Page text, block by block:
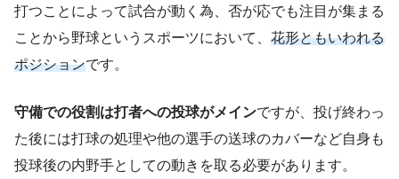
打つことによって試合が動く為、否が応でも注目が集まる
ことから野球というスポーツにおいて、 花形ともいわれる
ポジションです。
守備での役割は打者への投球がメインですが、投げ終わっ
た後には打球の処理や他の選手の送球のカバーなど自身も
投球後の内野手としての動きを取る必要があります。